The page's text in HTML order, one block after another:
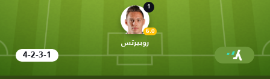
1
6.0
روبيرتس
4-2-3-1